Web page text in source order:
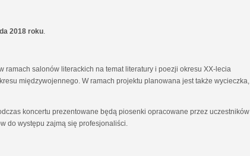
2018 roku
salonów literackich na temat literatury i poezji okresu XX-lecia
międzywojennego. W ramach projektu planowana jest także wycieczka,
koncertu prezentowane będą piosenki opracowane przez uczestników
do występu zajmą się profesjonaliści.